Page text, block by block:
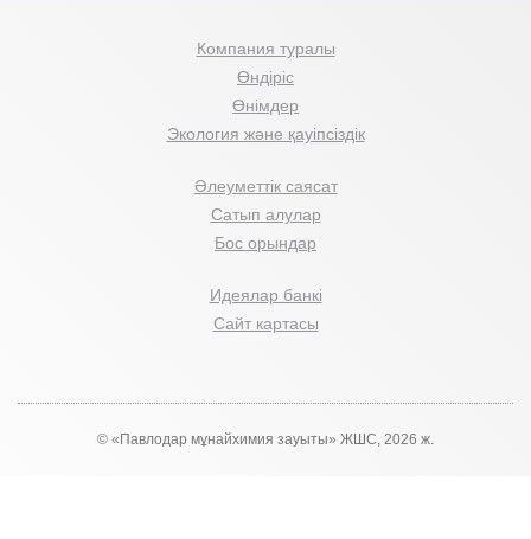
Компания туралы
Өндіріс
Өнімдер
Экология және қауіпсіздік
Әлеуметтік саясат
Сатып алулар
Бос орындар
Идеялар банкі
Сайт картасы
© «Павлодар мұнайхимия зауыты» ЖШС, 2026 ж.